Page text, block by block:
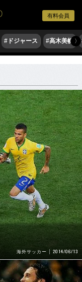
有料会員
#ドジャース #高木美帆 〉
海外サッカー 2014/06/13